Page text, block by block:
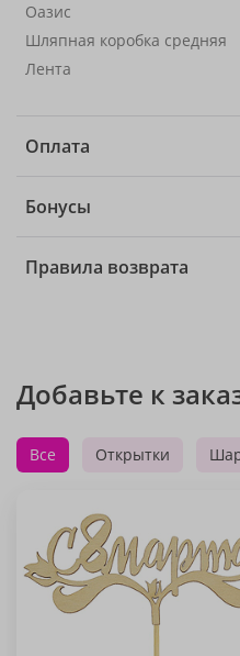
Оазис
Шляпная коробка средняя
Лента
Оплата
Бонусы
Правила возврата
Добавьте к
Все Открытки